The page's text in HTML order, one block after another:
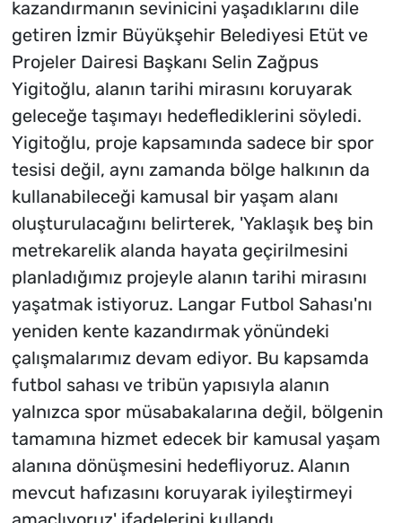
kazandırmanın sevinicini yaşadıklarını dile
getiren İzmir Büyükşehir Belediyesi Etüt ve
Projeler Dairesi Başkanı Selin Zağpus
Yigitoğlu, alanın tarihi mirasını koruyarak
geleceğe taşımayı hedeflediklerini söyledi.
Yigitoğlu, proje kapsamında sadece bir spor
tesisi değil, aynı zamanda bölge halkının da
kullanabileceği kamusal bir yaşam alanı
oluşturulacağını belirterek, 'Yaklaşık beş bin
metrekarelik alanda hayata geçirilmesini
planladığımız projeyle alanın tarihi mirasını
yaşatmak istiyoruz. Langar Futbol Sahası'nı
yeniden kente kazandırmak yönündeki
çalışmalarımız devam ediyor. Bu kapsamda
futbol sahası ve tribün yapısıyla alanın
yalnızca spor müsabakalarına değil, bölgenin
tamamına hizmet edecek bir kamusal yaşam
alanına dönüşmesini hedefliyoruz. Alanın
mevcut hafızasını koruyarak iyileştirmeyi